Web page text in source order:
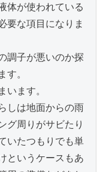
体が使われている
要な項目になりま
調子が悪いのか探
す。
います。
しは地面からの雨
グ周りがサビたり
いたつもりでも単
というケースもあ